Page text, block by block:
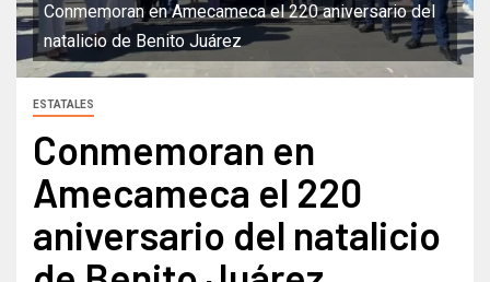
Conmemoran en Amecameca el 220 aniversario del
natalicio de Benito Juárez
ESTATALES
Conmemoran en
Amecameca el 220
aniversario del natalicio